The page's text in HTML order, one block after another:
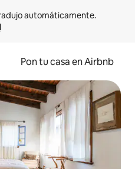
Pon tu casa en Airbnb